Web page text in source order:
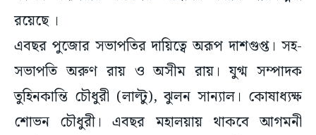
রয়েছে ।
এবছর পুজোর সভাপতির দায়িত্বে অরূপ দাশগুপ্ত। সহ-
সভাপতি অরুণ রায় ও অসীম রায়। যুগ্ম সম্পাদক
তুহিনকান্তি চৌধুরী (লাল্টু), ঝুলন সান্যাল। কোষাধ্যক্ষ
শোভন চৌধুরী। এবছর মহালয়ায় থাকবে আগমনী